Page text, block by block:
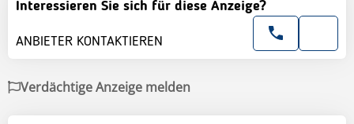
Interessieren Sie sich für diese Anzeige?
ANBIETER KONTAKTIEREN
Verdächtige Anzeige melden